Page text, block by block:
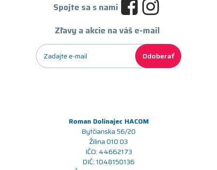
Spojte sa s nami
Zľavy a akcie na váš e-mail
Odoberať
Roman Dolinajec HACOM
Bytčianska 56/20
Žilina 010 03
IČO: 44662173
DIČ: 1048150136